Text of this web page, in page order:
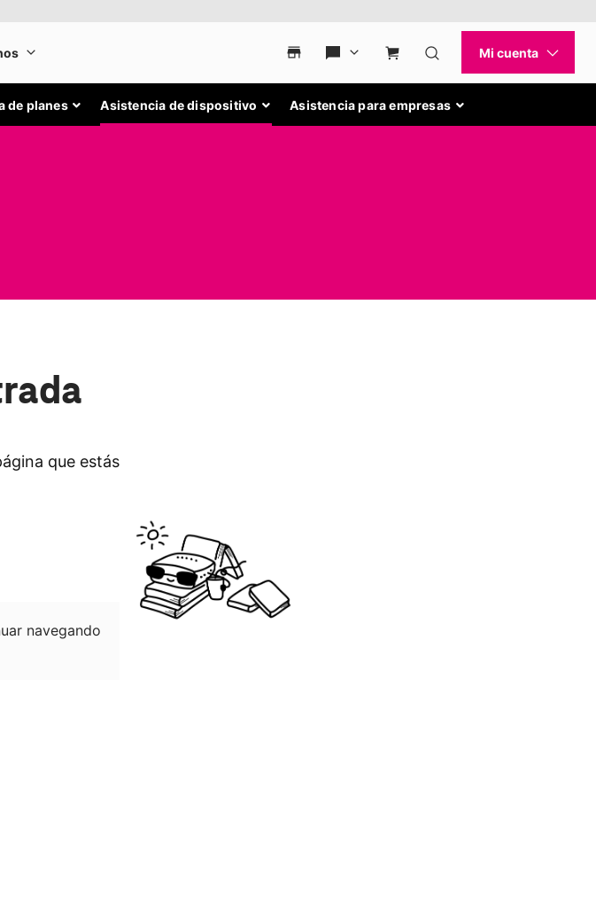
de planes Asistencia de dispositivo Asistencia para empresas